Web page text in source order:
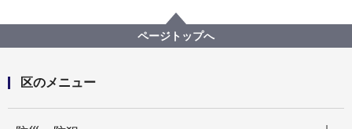
ISOGOフォトニュース
「第35回磯子区自治会町内会長交流研修会」が開催さ
れました
ページトップへ
区のメニュー